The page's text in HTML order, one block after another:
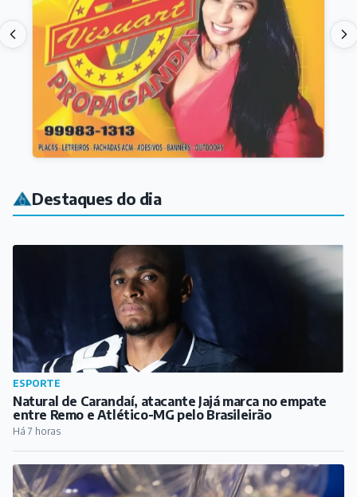
Destaques do dia
ESPORTE
Natural de Carandaí, atacante Jajá marca no empate
entre Remo e Atlético-MG pelo Brasileirão
Há 7 horas